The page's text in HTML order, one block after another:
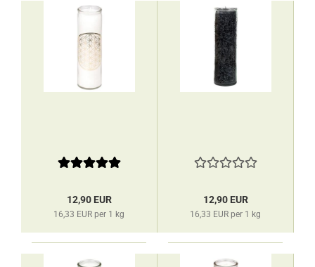
12,90 EUR
16,33 EUR per 1 kg
12,90 EUR
16,33 EUR per 1 kg